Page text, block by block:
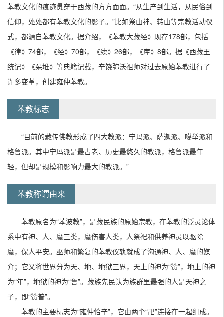
苯教文化的痕迹贯穿于西藏的方方面面。“从生产到生活，从民俗到
信仰，处处都有苯教文化的影子。”比如祭山神、转山等宗教活动仪
式，都源自苯教文化。据介绍，《苯教大藏经》现存178部，包括
《律》74部，《经》70部，《续》26部，《库》8部。据《西藏王
统记》《朵堆》等典籍记载，辛饶弥沃祖师对过去原始苯教进行了
许多变革，创建雍仲苯教。
苯教标志
“目前的藏传佛教形成了四大教派：宁玛派、萨迦派、噶举派和
格鲁派。其中宁玛派是最古老、历史最悠久的教派，格鲁派最年
轻，但却是规模和影响力最大的教派。”
苯教称谓由来
苯教原名为“苯波教”，是藏民族的原始宗教，在苯教的泛灵论体
系中有神、人、魔三类，魔伤害人类，人祭祀和供养神灵以驱除
魔，保人平安。巫师和繁复的苯教仪轨就成了沟通神、人、魔的媒
介；它又将世界分为天、地、地狱三界，天上的神为“赞”，地上的神
为“年”，地狱的神为“鲁”。藏族先民认为族群里最强的人是天神之
子，即“赞普”。
苯教的主要标志为“雍仲恰辛”，它由两个“卍”连接在一起组成。